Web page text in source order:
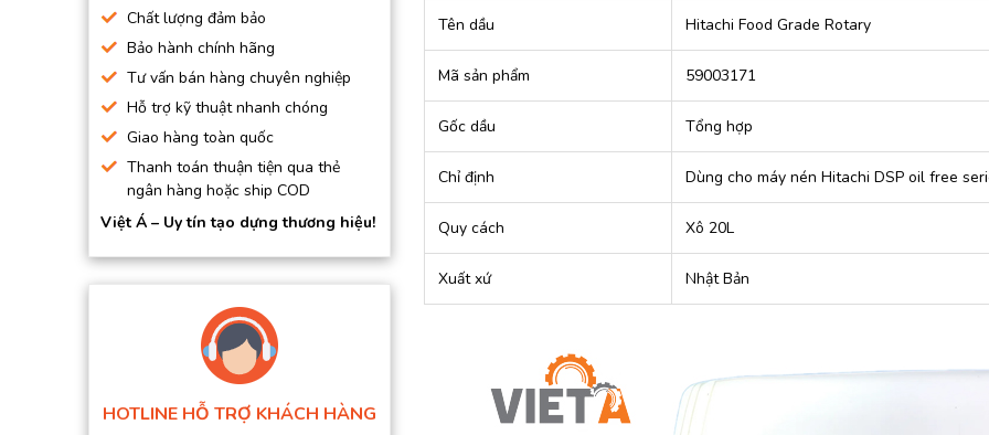
Chất lượng đảm bảo
Bảo hành chính hãng
Tư vấn bán hàng chuyên nghiệp
Hỗ trợ kỹ thuật nhanh chóng
Giao hàng toàn quốc
Thanh toán thuận tiện qua thẻ
ngân hàng hoặc ship COD
Việt Á – Uy tín tạo dựng thương hiệu!
HOTLINE HỖ TRỢ KHÁCH HÀNG
Tên dầu Hitachi Food Grade Rotary
Mã sản phẩm 59003171
Gốc dầu Tổng hợp
Chỉ định Dùng cho máy nén Hitachi DSP oil free
Quy cách Xô 20L
Xuất xứ Nhật Bản